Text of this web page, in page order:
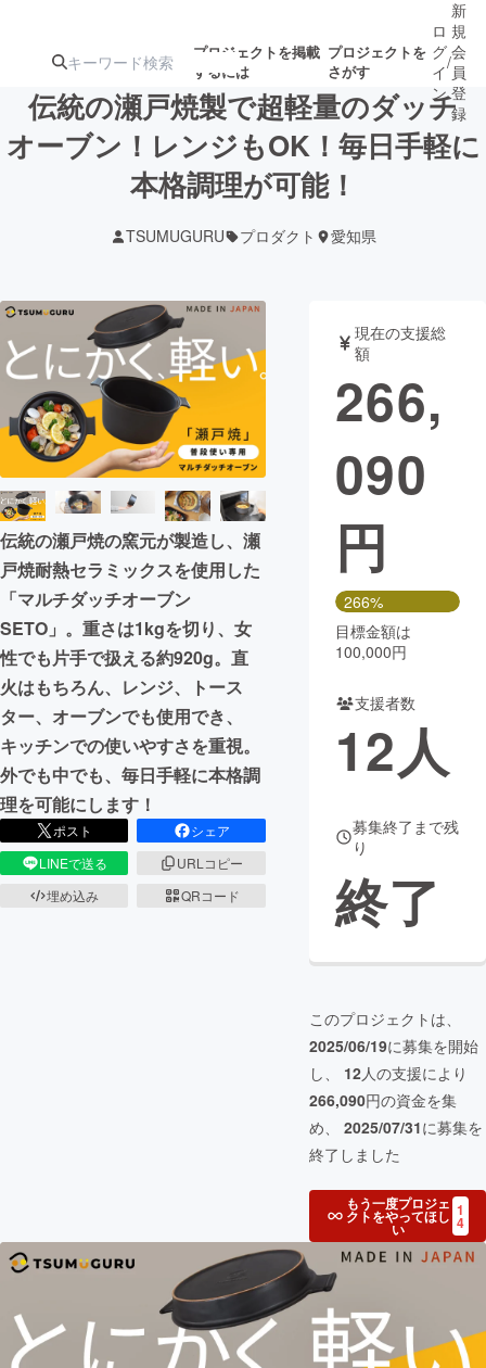
プロジェクトを掲載
するには
プロジェクトを
さがす
注目のリ 注目の新着プロ募集終了が近いプ
テクノロジー・ガジェット
映像・映画 書籍・雑誌
ビジネス・起業 チャレンジ
まちづくり・地域活性化
CAMPFIRE for Social Good
CAMPFIRE Creation
CAMPFIREふるさと納税machi-ya コミュニティ
ロ
グ
イ
ン
/
新
規
会
員
登
録
伝統の瀬戸焼製で超軽量のダッチ
オーブン！レンジもOK！毎日手軽に
本格調理が可能！
TSUMUGURU プロダクト 愛知県
伝統の瀬戸焼の窯元が製造し、瀬
戸焼耐熱セラミックスを使用した
「マルチダッチオーブン
SETO」。重さは1kgを切り、女
性でも片手で扱える約920g。直
火はもちろん、レンジ、トース
ター、オーブンでも使用でき、
キッチンでの使いやすさを重視。
外でも中でも、毎日手軽に本格調
理を可能にします！
ポスト
シェア
LINEで送る
URLコピー
埋め込み
QRコード
現在の支援総
額
266,
090
円
266%
目標金額は
100,000円
支援者数
12人
募集終了まで残
り
終了
このプロジェクトは、
2025/06/19に募集を開始
し、 12人の支援により
266,090円の資金を集
め、 2025/07/31に募集を
終了しました
もう一度プロジェ
クトをやってほし
い
1
4